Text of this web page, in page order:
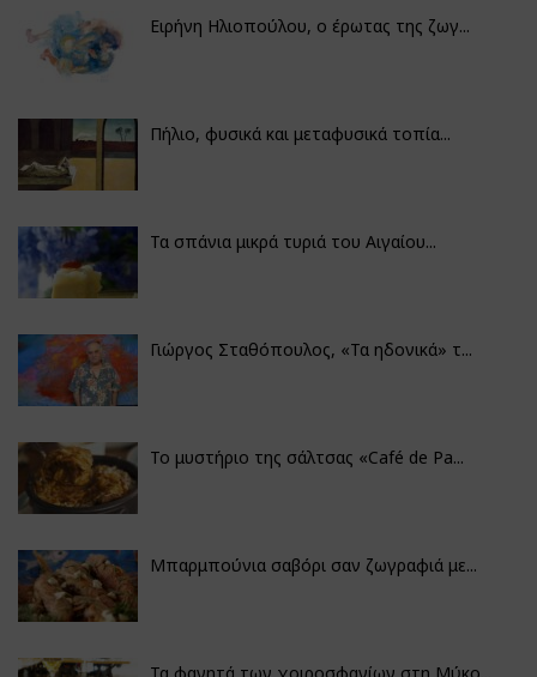
Ειρήνη Ηλιοπούλου, ο έρωτας της ζωγ...
Πήλιο, φυσικά και μεταφυσικά τοπία...
Τα σπάνια μικρά τυριά του Αιγαίου...
Γιώργος Σταθόπουλος, «Τα ηδονικά» τ...
Το μυστήριο της σάλτσας «Café de Pa...
Μπαρμπούνια σαβόρι σαν ζωγραφιά με...
Τα φαγητά των χοιροσφαγίων στη Μύκο...